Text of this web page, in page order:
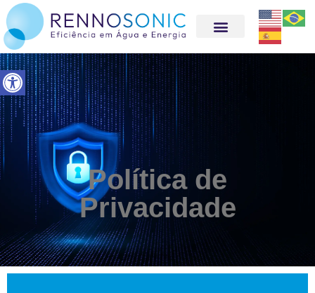
Abrir a barra de ferramentas
Política de
Privacidade